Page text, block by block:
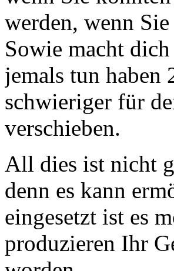
werden, wenn
Sowie macht
jemals tun haben
schwieriger für
verschieben.
All dies ist nicht
denn es kann
eingesetzt ist es
produzieren Ihr